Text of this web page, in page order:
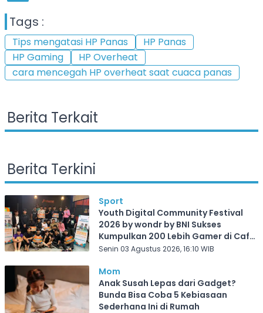
Tags :
Tips mengatasi HP Panas
HP Panas
HP Gaming
HP Overheat
cara mencegah HP overheat saat cuaca panas
Berita Terkait
Berita Terkini
Sport
Youth Digital Community Festival
2026 by wondr by BNI Sukses
Kumpulkan 200 Lebih Gamer di Cafe
Frekuensi Depok
Senin 03 Agustus 2026, 16:10 WIB
Mom
Anak Susah Lepas dari Gadget?
Bunda Bisa Coba 5 Kebiasaan
Sederhana Ini di Rumah